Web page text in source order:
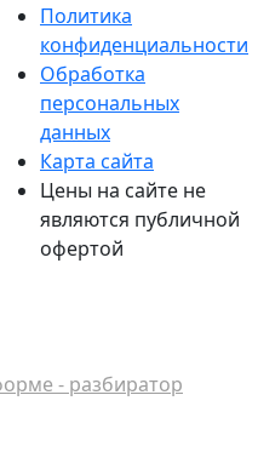
Политика
конфиденциальности
Обработка
персональных
данных
Карта сайта
Цены на сайте не
являются публичной
офертой
- разбиратор